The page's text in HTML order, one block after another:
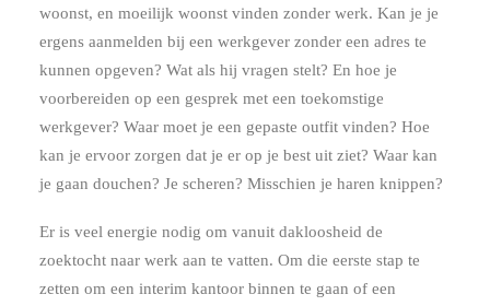
woonst, en moeilijk woonst vinden zonder werk. Kan je je
ergens aanmelden bij een werkgever zonder een adres te
kunnen opgeven? Wat als hij vragen stelt? En hoe je
voorbereiden op een gesprek met een toekomstige
werkgever? Waar moet je een gepaste outfit vinden? Hoe
kan je ervoor zorgen dat je er op je best uit ziet? Waar kan
je gaan douchen? Je scheren? Misschien je haren knippen?
Er is veel energie nodig om vanuit dakloosheid de
zoektocht naar werk aan te vatten. Om die eerste stap te
zetten om een interim kantoor binnen te gaan of een